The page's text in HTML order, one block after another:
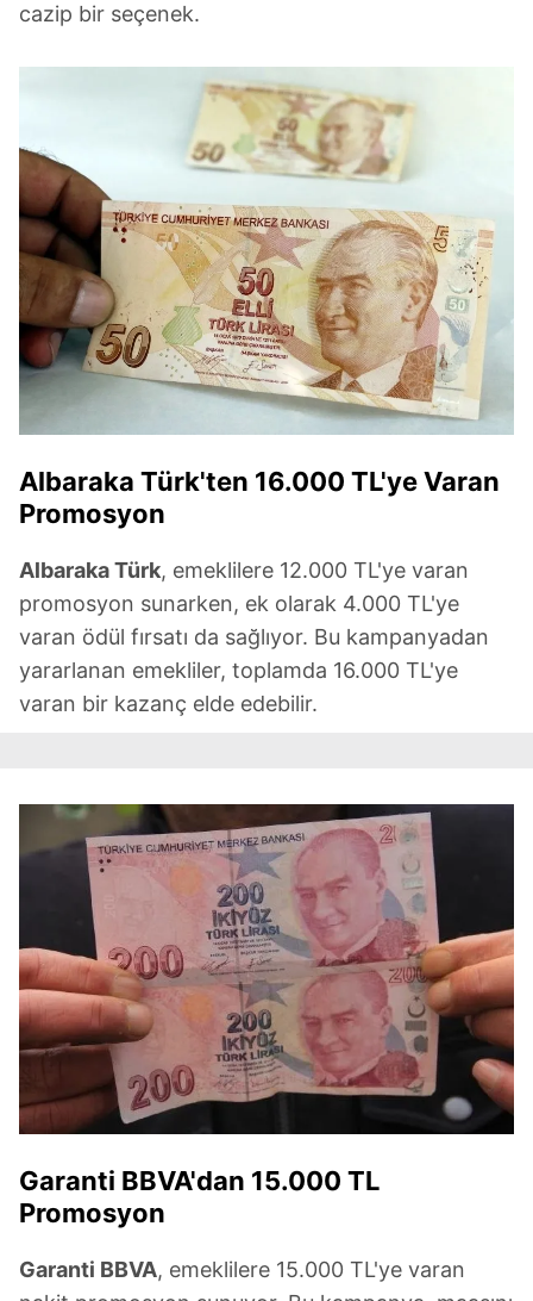
cazip bir seçenek.
Albaraka Türk'ten 16.000 TL'ye Varan
Promosyon
Albaraka Türk, emeklilere 12.000 TL'ye varan
promosyon sunarken, ek olarak 4.000 TL'ye
varan ödül fırsatı da sağlıyor. Bu kampanyadan
yararlanan emekliler, toplamda 16.000 TL'ye
varan bir kazanç elde edebilir.
Garanti BBVA'dan 15.000 TL
Promosyon
Garanti BBVA, emeklilere 15.000 TL'ye varan